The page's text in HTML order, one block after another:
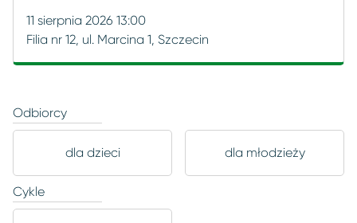
11 sierpnia 2026 13:00
Filia nr 12, ul. Marcina 1, Szczecin
Odbiorcy
dla dzieci dla młodzieży
Cykle